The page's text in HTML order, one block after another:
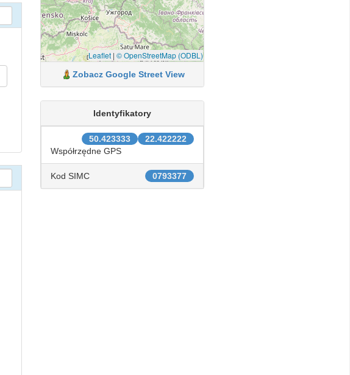
Leaflet| © OpenStreetMap (ODBL)
Zobacz Google Street View
Identyfikatory
22.422222
50.423333
Współrzędne GPS
0793377
Kod SIMC